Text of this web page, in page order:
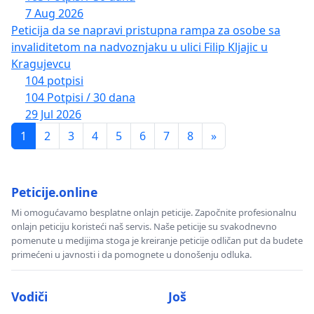
postupanje i da javnost informišu o eventualnim
aktivnostima u skladu sa zakonom.
Potpisnici ove peticije podržavaju zahtjev da se
prema svim akterima predmetnih događaja,
uključujući autore, promotere i učesnike spornih
jednaka institucionalna mjerila, bez selektivnosti i
bez obzira na političku, nacionalnu ili bilo koju
drugu pripadnost.
Nakon što nadležne institucije zauzmu stav i izvrše
7 Aug 2026
Peticija da se napravi pristupna rampa za osobe sa
invaliditetom na nadvoznjaku u ulici Filip Kljajic u
Kragujevcu
104 potpisi
104 Potpisi / 30 dana
29 Jul 2026
1
2 3 4 5 6 7 8 »
Peticije.online
Mi omogućavamo besplatne onlajn peticije. Započnite profesionalnu
onlajn peticiju koristeći naš servis. Naše peticije su svakodnevno
pomenute u medijima stoga je kreiranje peticije odličan put da budete
primećeni u javnosti i da pomognete u donošenju odluka.
Vodiči Još